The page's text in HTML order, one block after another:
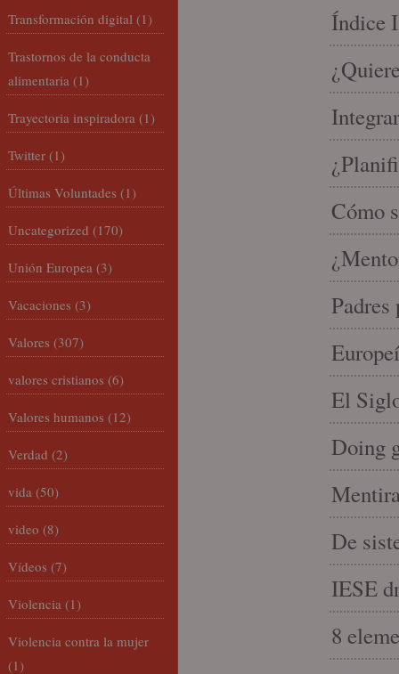
Índice
Cómo
Padres
El
Doing
De
IESE
8
Transformación digital (1)
Trastornos de la conducta
alimentaria (1)
Trayectoria inspiradora (1)
Twitter (1)
Últimas Voluntades (1)
Uncategorized (170)
Unión Europea (3)
Vacaciones (3)
Valores (307)
valores cristianos (6)
Valores humanos (12)
Verdad (2)
vida (50)
video (8)
Vídeos (7)
Violencia (1)
Violencia contra la mujer
(1)